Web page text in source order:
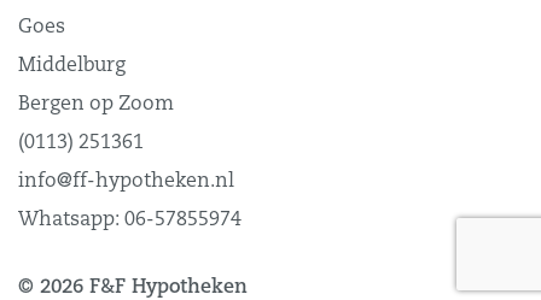
Goes
Middelburg
Bergen op Zoom
(0113) 251361
info@ff-hypotheken.nl
Whatsapp: 06-57855974
© 2026 F&F Hypotheken